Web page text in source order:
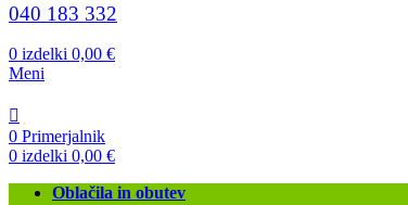
040 183 332
0 izdelki 0,00 €
Meni
0 Primerjalnik
0 izdelki 0,00 €
Oblačila in obutev